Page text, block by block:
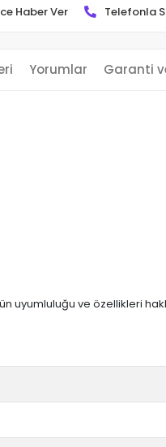
Haber Ver Telefonla
Yorumlar Garanti
uyumluluğu ve özellikleri